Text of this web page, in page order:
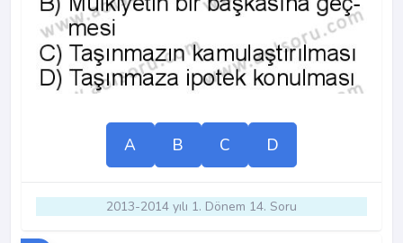
A B C D
2013-2014 yılı 1. Dönem 14. Soru